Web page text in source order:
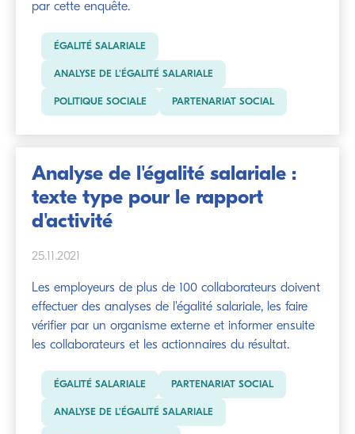
par cette enquête.
ÉGALITÉ SALARIALE
ANALYSE DE L'ÉGALITÉ SALARIALE
POLITIQUE SOCIALE PARTENARIAT SOCIAL
Analyse de l'égalité salariale :
texte type pour le rapport
d'activité
25.11.2021
Les employeurs de plus de 100 collaborateurs doivent
effectuer des analyses de l'égalité salariale, les faire
vérifier par un organisme externe et informer ensuite
les collaborateurs et les actionnaires du résultat.
ÉGALITÉ SALARIALE PARTENARIAT SOCIAL
ANALYSE DE L'ÉGALITÉ SALARIALE